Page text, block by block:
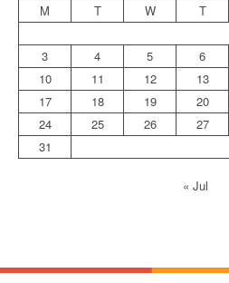
M
T W T
3
4 5 6
10
11 12 13
17
18 19 20
24
25 26 27
31
« Jul